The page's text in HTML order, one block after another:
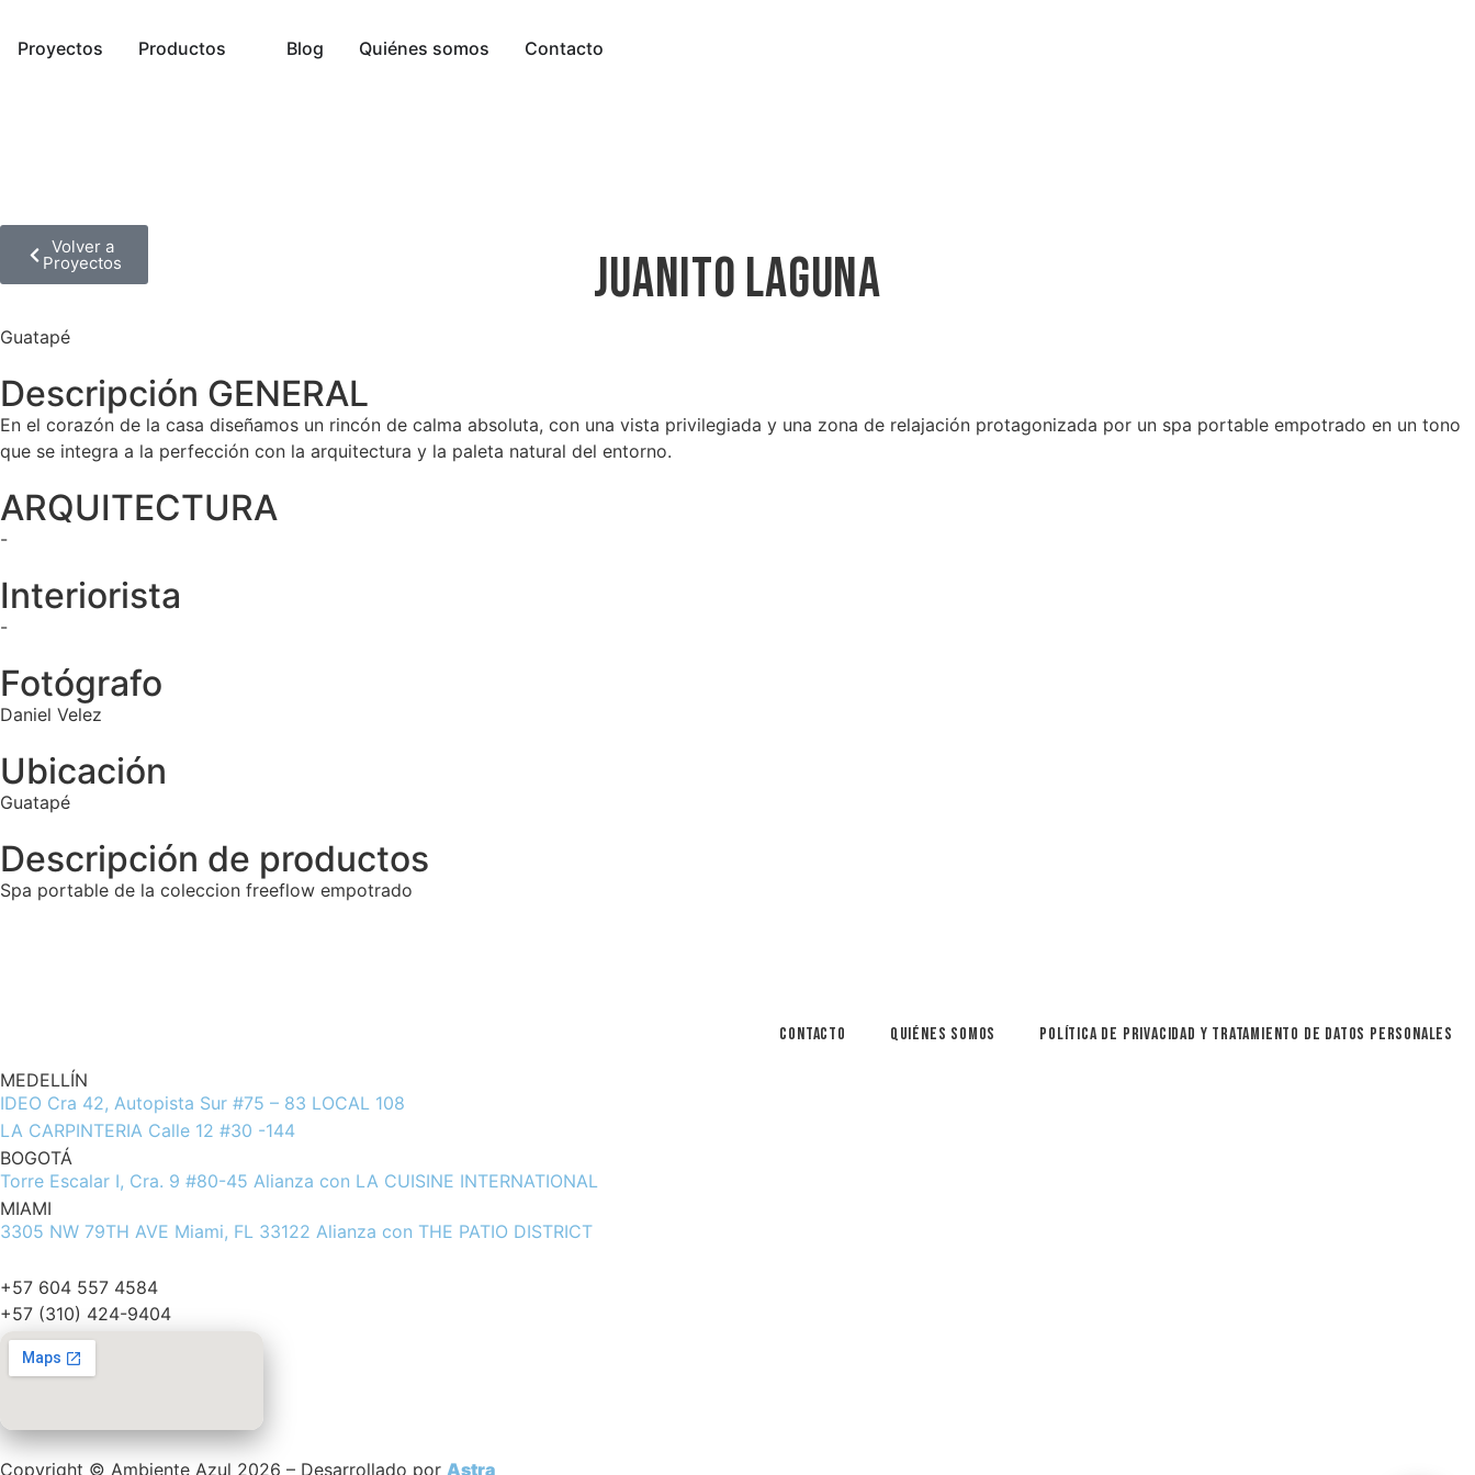
Proyectos Productos Blog Quiénes somos Contacto
Volver a
Proyectos Juanito Laguna
Guatapé
Descripción GENERAL
En el corazón de la casa diseñamos un rincón de calma absoluta, con una vista privilegiada y una zona de relajación protagonizada por un spa portable empotrado en un tono
que se integra a la perfección con la arquitectura y la paleta natural del entorno.
ARQUITECTURA
-
Interiorista
-
Fotógrafo
Daniel Velez
Ubicación
Guatapé
Descripción de productos
Spa portable de la coleccion freeflow empotrado
Contacto Quiénes Somos Política De Privacidad y Tratamiento De Datos Personales
MEDELLÍN
IDEO Cra 42, Autopista Sur #75 – 83 LOCAL 108
LA CARPINTERIA Calle 12 #30 -144
BOGOTÁ
Torre Escalar I, Cra. 9 #80-45 Alianza con LA CUISINE INTERNATIONAL
MIAMI
3305 NW 79TH AVE Miami, FL 33122 Alianza con THE PATIO DISTRICT
+57 604 557 4584
+57 (310) 424-9404
Copyright © Ambiente Azul 2026 – Desarrollado por Astra